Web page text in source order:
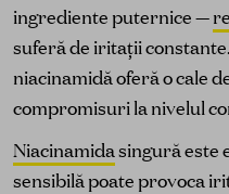
ingrediente puternice —
suferă de iritații
niacinamidă oferă o cale
compromisuri la nivelul
Niacinamidasingură este
sensibilă poate provoca